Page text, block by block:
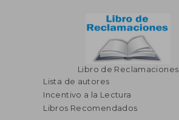
Libro de Reclamaciones
Lista de autores
Incentivo a la Lectura
Libros Recomendados